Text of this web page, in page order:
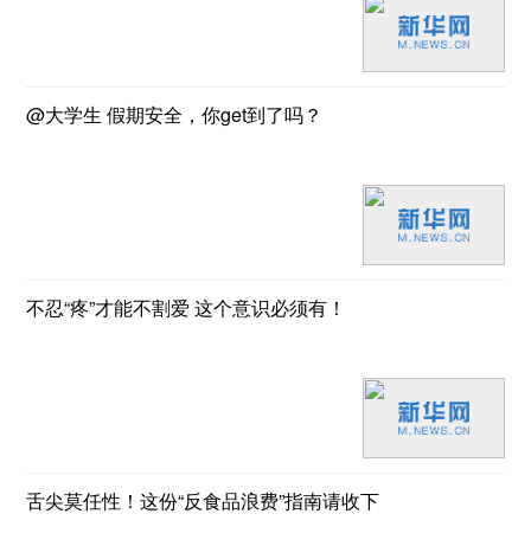
@大学生 假期安全，你get到了吗？
不忍“疼”才能不割爱 这个意识必须有！
舌尖莫任性！这份“反食品浪费”指南请收下